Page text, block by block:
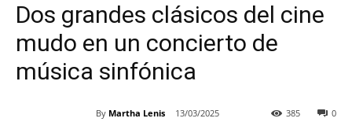
Dos grandes clásicos del cine
mudo en un concierto de
música sinfónica
By Martha Lenis 13/03/2025 0
385